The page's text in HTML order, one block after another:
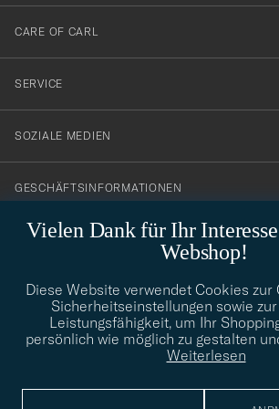
Vielen Dank für Ihr Interesse
Webshop!
Diese Website verwendet Cookies
Sicherheitseinstellungen sowie
Leistungsfähigkeit, um Ihr
persönlich wie möglich zu gestalten
Weiterlesen
till
vårt
nyhetsbrev!
CARE OF CARL
SERVICE
SOZIALE MEDIEN
GESCHÄFTSINFORMATIONEN
info@careofcarl.de
Benötigen Sie Hilfe bei der Suche nach
Wenden Sie sich an uns, wir helfen Ihnen
STILBERATUNG